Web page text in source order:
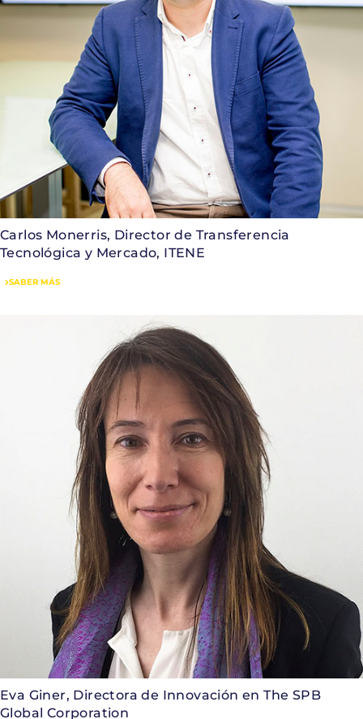
Carlos Monerris, Director de Transferencia
Tecnológica y Mercado, ITENE
SABER MÁS
Eva Giner, Directora de Innovación en The SPB
Global Corporation